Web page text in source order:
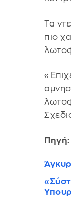
Τα
πιο
Πηγή: